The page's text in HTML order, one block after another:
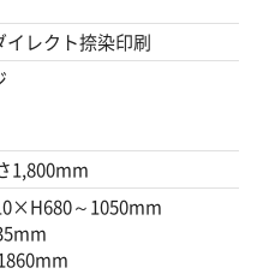
レクト捺染印刷
1,800mm
～1050mm